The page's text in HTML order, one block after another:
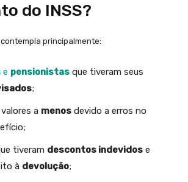
do INSS?
principalmente:
e pensionistas que tiveram seus
;
a menos devido a erros no
tiveram descontos indevidos e
à devolução;